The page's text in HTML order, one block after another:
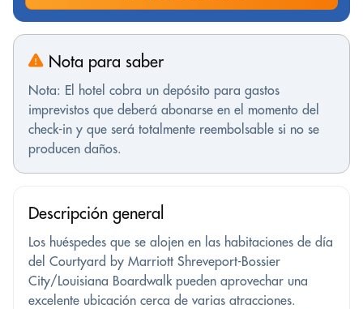
Nota para saber
Nota: El hotel cobra un depósito para gastos
imprevistos que deberá abonarse en el momento del
check-in y que será totalmente reembolsable si no se
producen daños.
Descripción general
Los huéspedes que se alojen en las habitaciones de día
del Courtyard by Marriott Shreveport-Bossier
City/Louisiana Boardwalk pueden aprovechar una
excelente ubicación cerca de varias atracciones.